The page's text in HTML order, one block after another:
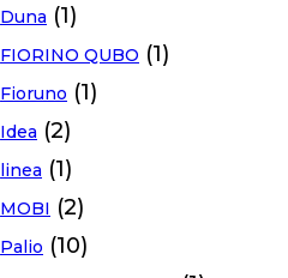
Duna (1)
FIORINO QUBO (1)
Fioruno (1)
Idea (2)
linea (1)
MOBI (2)
Palio (10)